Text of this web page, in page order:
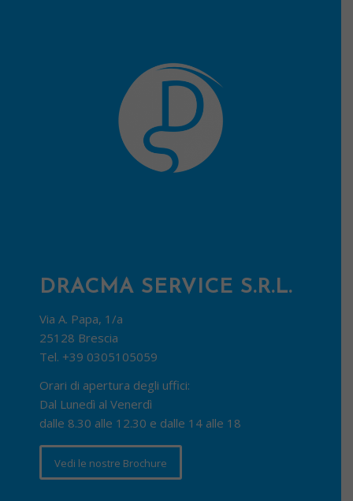
DRACMA SERVICE S.R.L.
Via A. Papa, 1/a
25128 Brescia
Tel. +39 0305105059
Orari di apertura degli uffici:
Dal Lunedì al Venerdì
dalle 8.30 alle 12.30 e dalle 14 alle 18
Vedi le nostre Brochure